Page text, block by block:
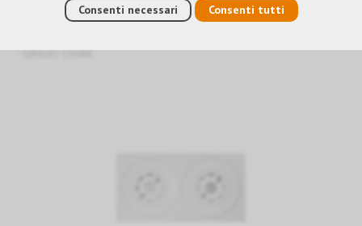
E-SHOP › AUTOMAZIONE DEGLI EDIFICI › KNX › SENSORI
RILEVATORI DI PRESENZA › ACCESSORI › ACCESSORI A DOPPIO
- GRIGIO CHIAR
Consenti necessari Consenti tutti